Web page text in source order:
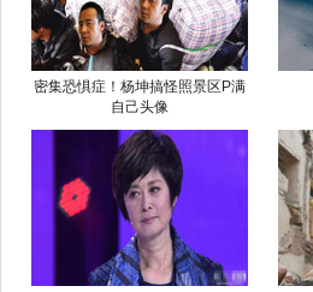
密集恐惧症！杨坤搞怪照景区P满
自己头像